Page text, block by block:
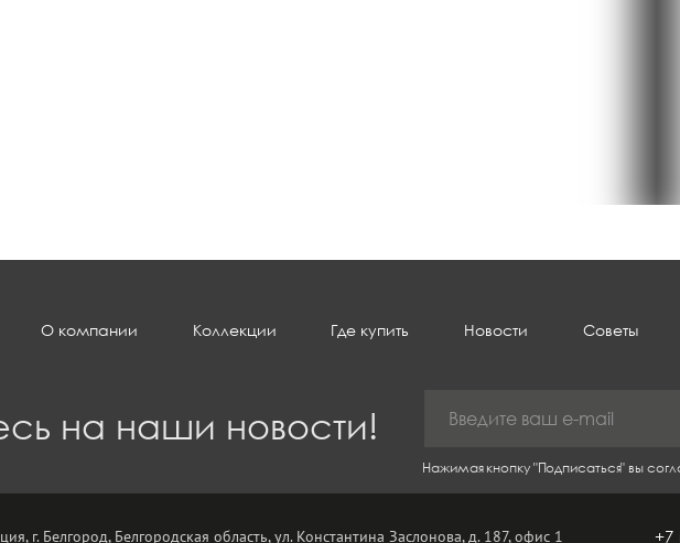
О компании Коллекции Где купить Новости Советы
на наши новости!
Нажимая кнопку "Подписаться" вы
г. Белгород, Белгородская область, ул. Константина Заслонова, д. 187, офис 1 +7